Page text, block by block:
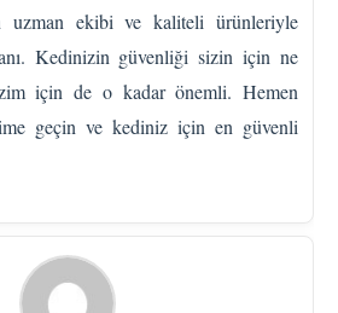
uzman ekibi ve kaliteli ürünleriyle
Kedinizin güvenliği sizin için ne
için de o kadar önemli. Hemen
geçin ve kediniz için en güvenli